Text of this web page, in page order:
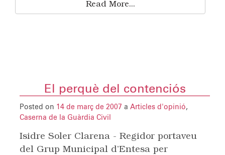
Read More...
El perquè del contenciós
Posted on 14 de març de 2007 a Articles d'opinió,
Caserna de la Guàrdia Civil
Isidre Soler Clarena - Regidor portaveu
del Grup Municipal d’Entesa per